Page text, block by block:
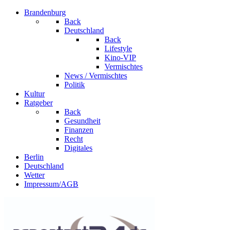
Brandenburg
Back
Deutschland
Back
Lifestyle
Kino-VIP
Vermischtes
News / Vermischtes
Politik
Kultur
Ratgeber
Back
Gesundheit
Finanzen
Recht
Digitales
Berlin
Deutschland
Wetter
Impressum/AGB